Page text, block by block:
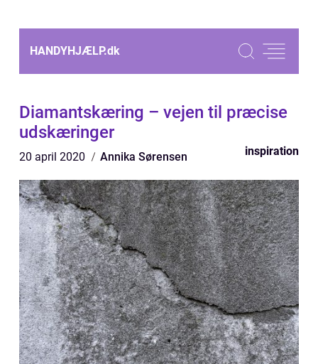
HANDYHJÆLP.dk
Diamantskæring – vejen til præcise
udskæringer
20 april 2020 Annika Sørensen inspiration